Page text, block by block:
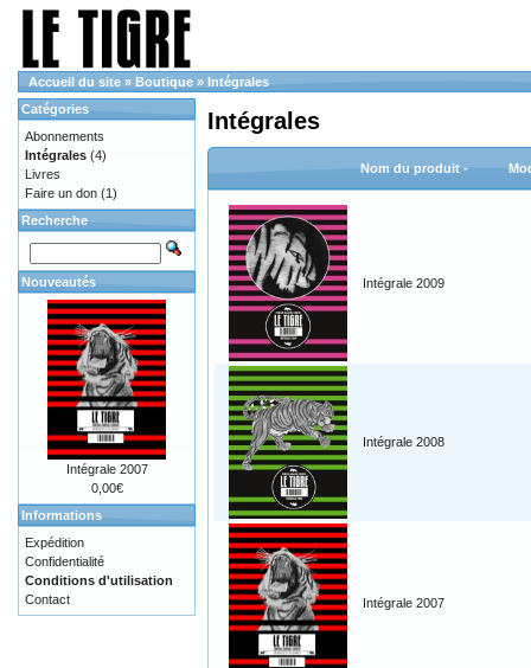
Accueil du site » Boutique » Intégrales
Intégrales
Nom du produit -
Intégrale 2009
Intégrale 2008
Intégrale 2007
Catégories
Abonnements
Intégrales (4)
Livres
Faire un don (1)
Recherche
Nouveautés
Intégrale 2007
0,00€
Informations
Expédition
Confidentialité
Conditions d'utilisation
Contact